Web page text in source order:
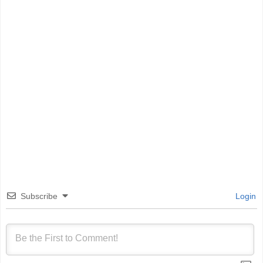
Subscribe Login